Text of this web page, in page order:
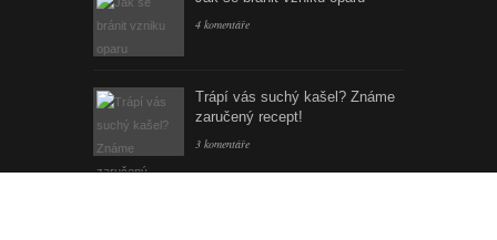
4 komentáře
Trápí vás suchý kašel? Známe
zaručený recept!
3 komentáře